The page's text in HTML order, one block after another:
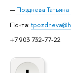
Позднева
Почта:
+7 903 732-77-22